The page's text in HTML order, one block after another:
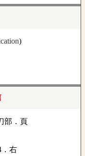
)
．右